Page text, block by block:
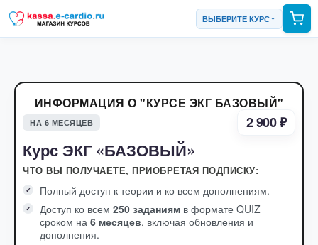
ВЫБЕРИТЕ КУРС
ИНФОРМАЦИЯ О "КУРСЕ ЭКГ БАЗОВЫЙ"
НА 6 МЕСЯЦЕВ 2 900 ₽
Курс ЭКГ «БАЗОВЫЙ»
ЧТО ВЫ ПОЛУЧАЕТЕ, ПРИОБРЕТАЯ ПОДПИСКУ:
Полный доступ к теории и ко всем дополнениям.
Доступ ко всем 250 заданиям в формате QUIZ
сроком на 6 месяцев, включая обновления и
дополнения.